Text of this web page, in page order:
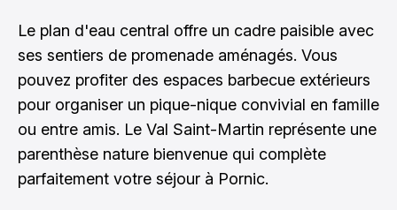
Le plan d'eau central offre un cadre paisible avec
ses sentiers de promenade aménagés. Vous
pouvez profiter des espaces barbecue extérieurs
pour organiser un pique-nique convivial en famille
ou entre amis. Le Val Saint-Martin représente une
parenthèse nature bienvenue qui complète
parfaitement votre séjour à Pornic.